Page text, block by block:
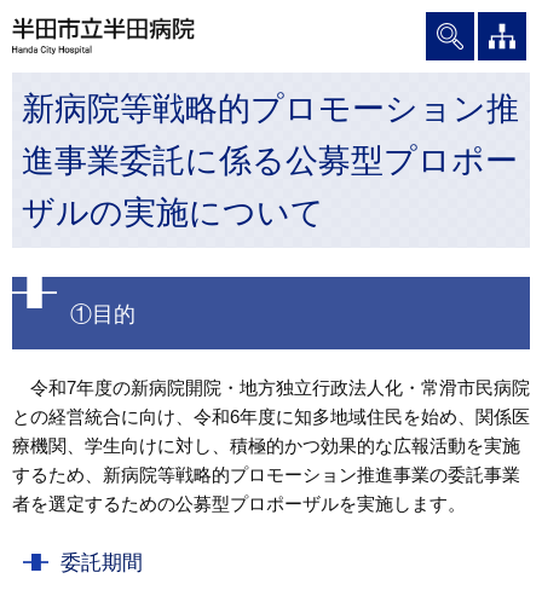
グ
ロ
ー
ー
シ
本
文
へ
ロ
ー
カ
シ
ョ
フ
ッ
タ
新病院等戦略的プロモーション推
進事業委託に係る公募型プロポー
ザルの実施について
①目的
令和7年度の新病院開院・地方独立行政法人化・常滑市民病院
との経営統合に向け、令和6年度に知多地域住民を始め、関係医
療機関、学生向けに対し、積極的かつ効果的な広報活動を実施
するため、新病院等戦略的プロモーション推進事業の委託事業
者を選定するための公募型プロポーザルを実施します。
委託期間